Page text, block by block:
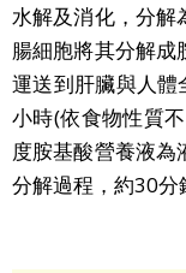
水解及消化，分解
腸細胞將其分解成
運送到肝臟與人
小時(依食物性質
度胺基酸營養液
分解過程，約30分